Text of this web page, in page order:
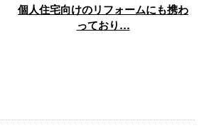
個人住宅向けのリフォームにも携わ
っており…